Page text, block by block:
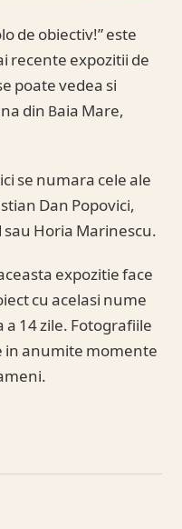
de obiectiv!” este
recente expozitii de
poate vedea si
din Baia Mare,
se numara cele ale
Dan Popovici,
sau Horia Marinescu.
expozitie face
cu acelasi nume
14 zile. Fotografiile
in anumite momente